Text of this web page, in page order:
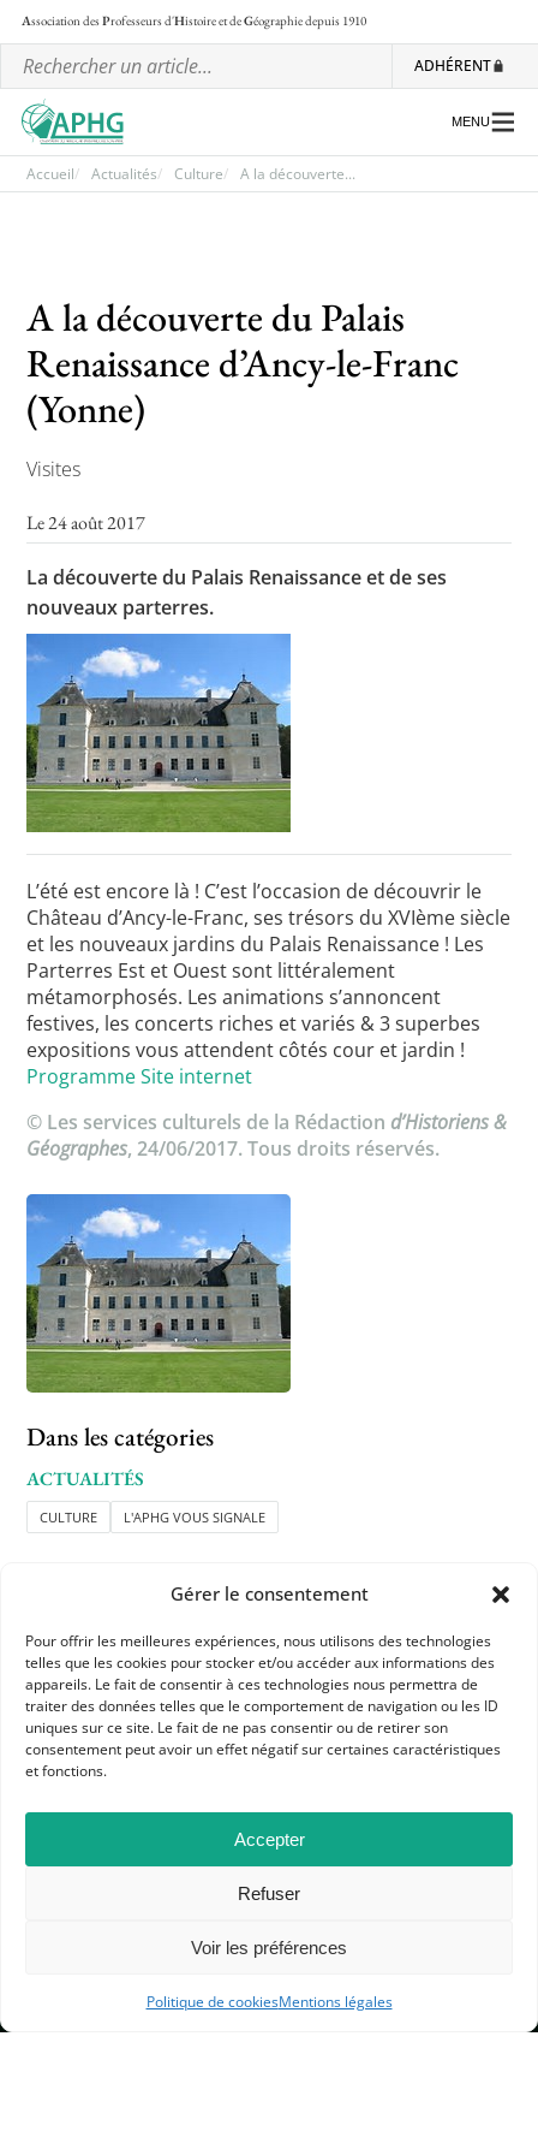
Gérer le consentement
Pour offrir les meilleures expériences, nous utilisons des technologies
telles que les cookies pour stocker et/ou accéder aux informations des
appareils. Le fait de consentir à ces technologies nous permettra de
traiter des données telles que le comportement de navigation ou les ID
uniques sur ce site. Le fait de ne pas consentir ou de retirer son
consentement peut avoir un effet négatif sur certaines caractéristiques
et fonctions.
Accepter
Refuser
Voir les préférences
Politique de cookiesMentions légales
Association desProfesseurs d'Histoire et deGéographiedepuis 1910
ADHÉRENT
Les ateliers nationaux
Communiqués et motions
Lettre d’information de l’APHG
Toutes les actualités
Les rendez-vous de l’APHG
Concours de recrutement
Concours scolaires
Conférences, tables rondes
Culture
MENU
Accueil Actualités Culture A la découverte...
A la découverte du Palais
Renaissance d’Ancy-le-Franc
(Yonne)
Visites
Le 24 août 2017
La découverte du Palais Renaissance et de ses
nouveaux parterres.
L’été est encore là ! C’est l’occasion de découvrir le
Château d’Ancy-le-Franc, ses trésors du XVIème siècle
et les nouveaux jardins du Palais Renaissance ! Les
Parterres Est et Ouest sont littéralement
métamorphosés. Les animations s’annoncent
festives, les concerts riches et variés & 3 superbes
expositions vous attendent côtés cour et jardin !
Programme Site internet
© Les services culturels de la Rédaction d’Historiens &
Géographes, 24/06/2017. Tous droits réservés.
Dans les catégories
ACTUALITÉS
CULTURE L'APHG VOUS SIGNALE
APHG
Association des professeurs d'histoire et géographie
BP 6541 – 75065 Paris Cedex 02
MENTIONS LÉGALES